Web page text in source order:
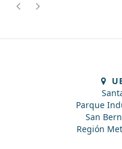
Parque
San
Región